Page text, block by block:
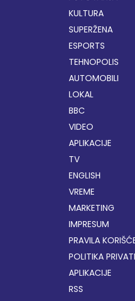
KULTURA
SUPERŽENA
ESPORTS
TEHNOPOLIS
AUTOMOBILI
LOKAL
BBC
VIDEO
APLIKACIJE
TV
ENGLISH
VREME
MARKETING
IMPRESUM
PRAVILA
POLITIKA
APLIKACIJE
RSS